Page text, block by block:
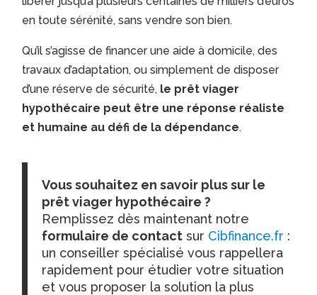
en toute sérénité, sans vendre son bien.
Qu’il s’agisse de financer une aide à domicile, des
travaux d’adaptation, ou simplement de disposer
d’une réserve de sécurité, le prêt viager
hypothécaire peut être une réponse réaliste
et humaine au défi de la dépendance.
Vous souhaitez en savoir plus sur le
prêt viager hypothécaire ?
Remplissez dès maintenant notre
formulaire de contact sur Cibfinance.fr :
un conseiller spécialisé vous rappellera
rapidement pour étudier votre situation
et vous proposer la solution la plus